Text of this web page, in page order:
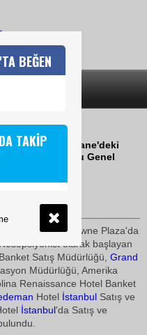
ATAMA
AŞ. ye ait Talimhane'deki
Sorumlu Genel
iş yaşamına Crowne Plaza'da
olarak başlayan
Satış Müdürlüğü, Grand
Müdürlüğü, Amerika
Renaissance Hotel Banket
Hotel İstanbul Satış ve
İstanbul'da Satış ve
BEĞEN
TAKİP